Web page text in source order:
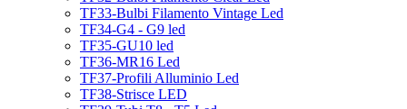
TF33-Bulbi Filamento Vintage Led
TF34-G4 - G9 led
TF35-GU10 led
TF36-MR16 Led
TF37-Profili Alluminio Led
TF38-Strisce LED